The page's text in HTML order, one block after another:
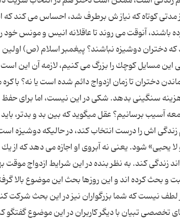
مدتی كوتاه كه نیاز ش برطرف شد، احساس می كند كه
باشند، آنوقت می روند تا عاقلانه انیس و مونس
كه دختران دوشیزه نباشند؟ پیغمبر اسلام (ص)
مسایل كوچك را بزرگ می كنیم، لازمه آن این است
دختران تا زمان ازدواج دائم شده است یا نه؟
سنگینی بدهد. شكی در این نیست، اما برای حفظ
آسیب برسانیم؟ عقل میگوید كه بین بد و بدتر، باید
اش را درست انتخاب كند، در حالیكه دوشیزه
لا یحیی» شود. یعنی نه آبروی او اجازه می دهد كه از
زندگی كند. به نظر بنده در این شرایط ازدواج موقت
بحث کرده اند و این روزها بحث این موضوع بالا
نیست که شما بزرگواران نیز در این بحث شرکت
تبیان با دیگر کاربران در این موضوع گفتگو